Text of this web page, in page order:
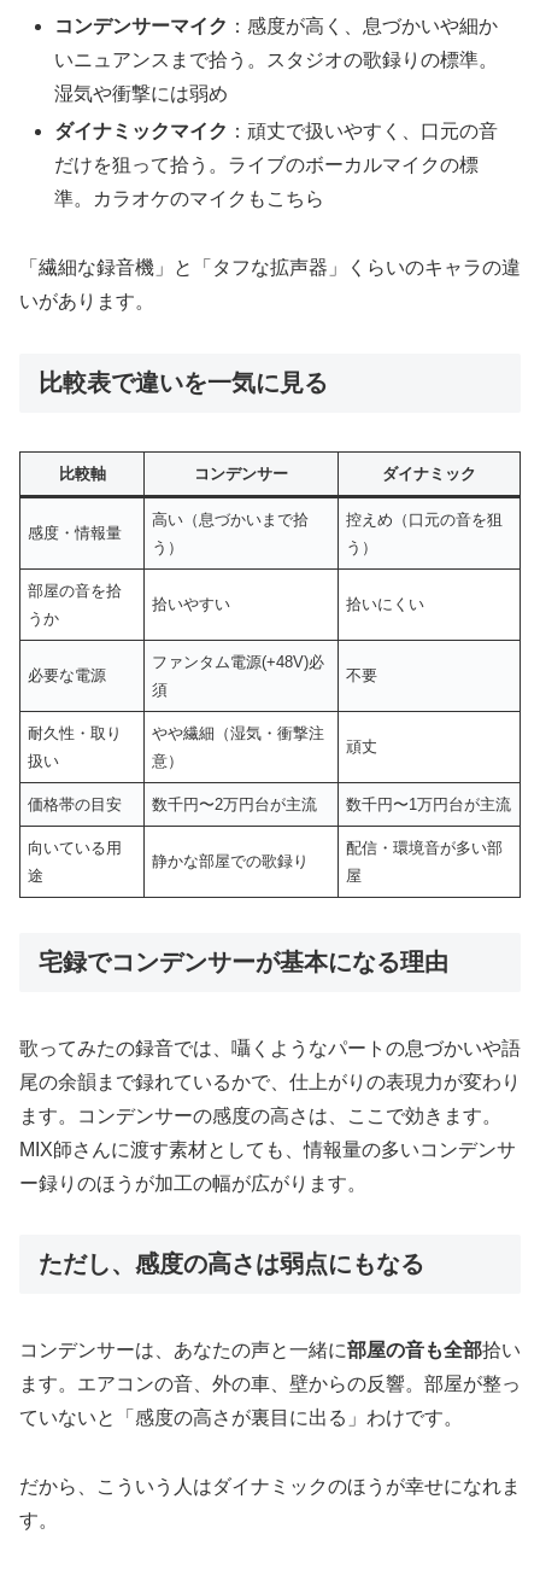
コンデンサーマイク ：感度が高く、息づかいや細か
いニュアンスまで拾う。スタジオの歌録りの標準。
湿気や衝撃には弱め
ダイナミックマイク ：頑丈で扱いやすく、口元の音
だけを狙って拾う。ライブのボーカルマイクの標
準。カラオケのマイクもこちら
「繊細な録音機」と「タフな拡声器」くらいのキャラの違
いがあります。
比較表で違いを一気に見る
比較軸 コンデンサー ダイナミック
感度・情報量
高い（息づかいまで拾
う）
控えめ（口元の音を狙
う）
部屋の音を拾
うか
拾いやすい 拾いにくい
必要な電源
ファンタム電源(+48V)必
須
不要
耐久性・取り
扱い
やや繊細（湿気・衝撃注
意）
頑丈
価格帯の目安 数千円〜2万円台が主流 数千円〜1万円台が主流
向いている用
途
静かな部屋での歌録り
配信・環境音が多い部
屋
宅録でコンデンサーが基本になる理由
歌ってみたの録音では、囁くようなパートの息づかいや語
尾の余韻まで録れているかで、仕上がりの表現力が変わり
ます。コンデンサーの感度の高さは、ここで効きます。
MIX師さんに渡す素材としても、情報量の多いコンデンサ
ー録りのほうが加工の幅が広がります。
ただし、感度の高さは弱点にもなる
コンデンサーは、あなたの声と一緒に部屋の音も全部拾い
ます。エアコンの音、外の車、壁からの反響。部屋が整っ
ていないと「感度の高さが裏目に出る」わけです。
だから、こういう人はダイナミックのほうが幸せになれま
す。